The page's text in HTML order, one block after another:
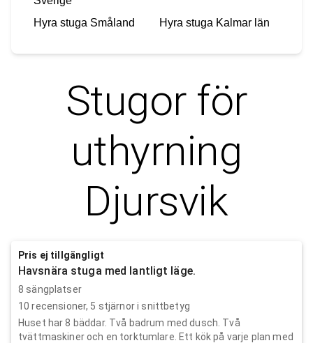
Hyra stuga Småland Hyra stuga Kalmar län
Stugor för
uthyrning
Djursvik
Pris ej tillgängligt
Havsnära stuga med lantligt läge.
8 sängplatser
10 recensioner, 5 stjärnor i snittbetyg
Huset har 8 bäddar. Två badrum med dusch. Två
tvättmaskiner och en torktumlare. Ett kök på varje plan med